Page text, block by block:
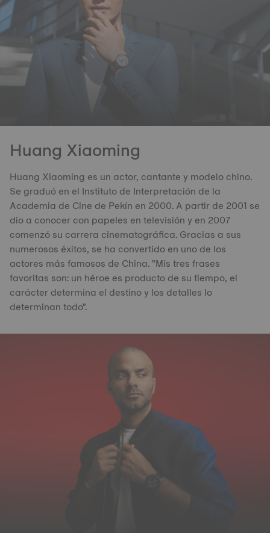
Huang Xiaoming
Huang Xiaoming es un actor, cantante y modelo chino.
Se graduó en el Instituto de Interpretación de la
Academia de Cine de Pekín en 2000. A partir de 2001 se
dio a conocer con papeles en televisión y en 2007
comenzó su carrera cinematográfica. Gracias a sus
numerosos éxitos, se ha convertido en uno de los
actores más famosos de China. "Mis tres frases
favoritas son: un héroe es producto de su tiempo, el
carácter determina el destino y los detalles lo
determinan todo".